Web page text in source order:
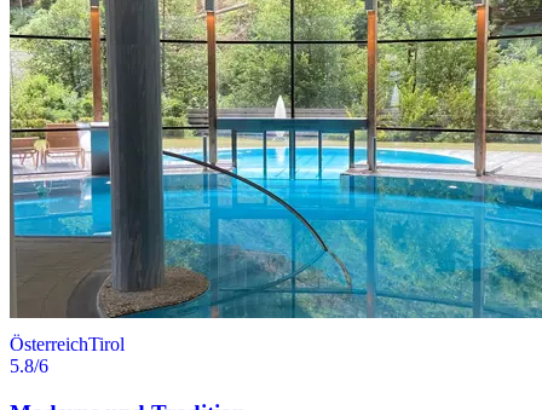
ÖsterreichTirol
5.8/6